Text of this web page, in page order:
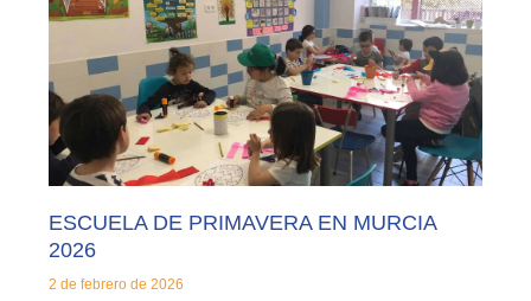
ESCUELA DE PRIMAVERA EN MURCIA
2026
2 de febrero de 2026